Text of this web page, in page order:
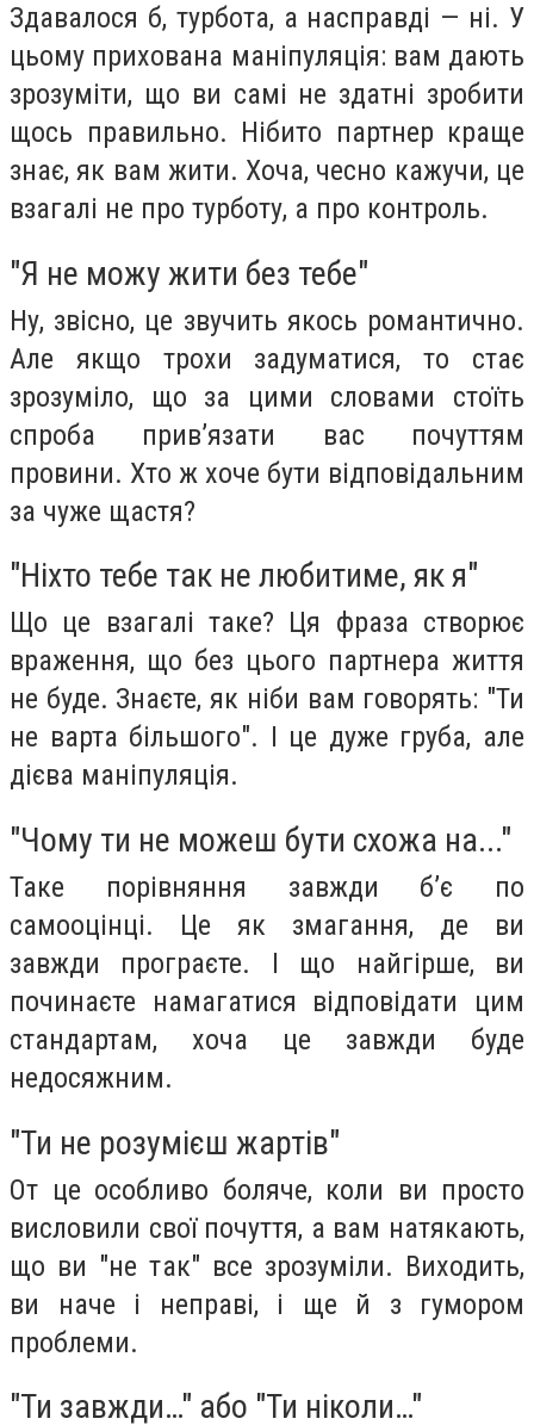
Здавалося б, турбота, а насправді — ні. У
цьому прихована маніпуляція: вам дають
зрозуміти, що ви самі не здатні зробити
щось правильно. Нібито партнер краще
знає, як вам жити. Хоча, чесно кажучи, це
взагалі не про турботу, а про контроль.
"Я не можу жити без тебе"
Ну, звісно, це звучить якось романтично.
Але якщо трохи задуматися, то стає
зрозуміло, що за цими словами стоїть
спроба прив’язати вас почуттям
провини. Хто ж хоче бути відповідальним
за чуже щастя?
"Ніхто тебе так не любитиме, як я"
Що це взагалі таке? Ця фраза створює
враження, що без цього партнера життя
не буде. Знаєте, як ніби вам говорять: "Ти
не варта більшого". І це дуже груба, але
дієва маніпуляція.
"Чому ти не можеш бути схожа на..."
Таке порівняння завжди б’є по
самооцінці. Це як змагання, де ви
завжди програєте. І що найгірше, ви
починаєте намагатися відповідати цим
стандартам, хоча це завжди буде
недосяжним.
"Ти не розумієш жартів"
От це особливо боляче, коли ви просто
висловили свої почуття, а вам натякають,
що ви "не так" все зрозуміли. Виходить,
ви наче і неправі, і ще й з гумором
проблеми.
"Ти завжди…" або "Ти ніколи…"